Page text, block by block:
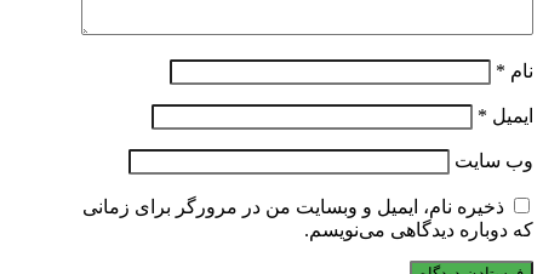
نام *
ایمیل *
وب‌ سایت
ذخیره نام، ایمیل و وبسایت من در مرورگر برای زمانی
که دوباره دیدگاهی می‌نویسم.